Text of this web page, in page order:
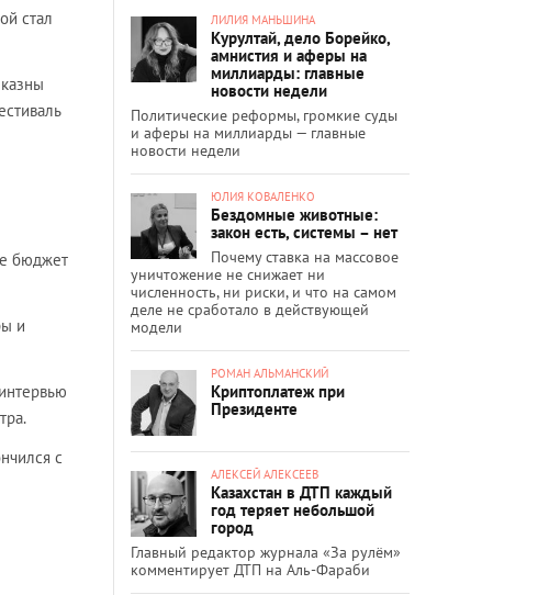
стал
бюджет
и
с
ЛИЛИЯ МАНЬШИНА
Курултай, дело Борейко,
амнистия и аферы на
миллиарды: главные
новости недели
Политические реформы, громкие суды
и аферы на миллиарды — главные
новости недели
ЮЛИЯ КОВАЛЕНКО
Бездомные животные:
закон есть, системы – нет
Почему ставка на массовое
уничтожение не снижает ни
численность, ни риски, и что на самом
деле не сработало в действующей
модели
РОМАН АЛЬМАНСКИЙ
Криптоплатеж при
Президенте
АЛЕКСЕЙ АЛЕКСЕЕВ
Казахстан в ДТП каждый
год теряет небольшой
город
Главный редактор журнала «За рулём»
комментирует ДТП на Аль-Фараби